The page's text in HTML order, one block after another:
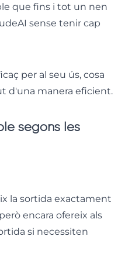
que fins i tot un nen
sense tenir cap
per al seu ús, cosa
d'una manera eficient.
segons les
la sortida exactament
encara ofereix als
si necessiten